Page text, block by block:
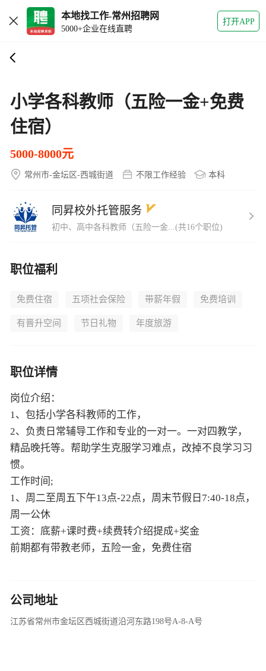
本地找工作-常州招聘网
5000+企业在线直聘
打开APP
小学各科教师（五险一金+免费
住宿）
5000-8000元
常州市-金坛区-西城街道 不限工作经验 本科
同昇校外托管服务
初中、高中各科教师（五险一金...(共16个职位)
职位福利
免费住宿 五项社会保险 带薪年假 免费培训
有晋升空间 节日礼物 年度旅游
职位详情
岗位介绍：
1、包括小学各科教师的工作，
2、负责日常辅导工作和专业的一对一。一对四教学，
精品晚托等。帮助学生克服学习难点，改掉不良学习习
惯。
工作时间;
1、周二至周五下午13点-22点，周末节假日7:40-18点，
周一公休
工资：底薪+课时费+续费转介绍提成+奖金
前期都有带教老师，五险一金，免费住宿
公司地址
江苏省常州市金坛区西城街道沿河东路198号A-8-A号